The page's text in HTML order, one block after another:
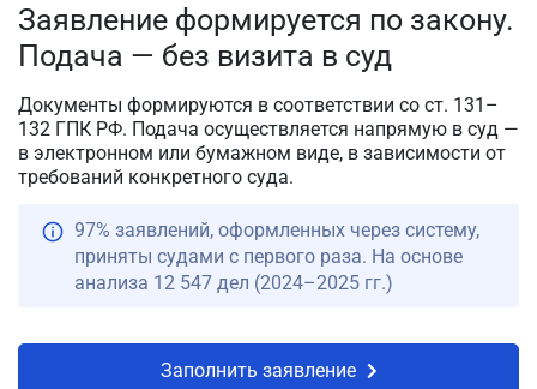
Заявление формируется по закону.
Подача — без визита в суд
Документы формируются в соответствии со ст. 131–
132 ГПК РФ. Подача осуществляется напрямую в суд —
в электронном или бумажном виде, в зависимости от
требований конкретного суда.
97% заявлений, оформленных через систему,
приняты судами с первого раза. На основе
анализа 12 547 дел (2024–2025 гг.)
Заполнить заявление